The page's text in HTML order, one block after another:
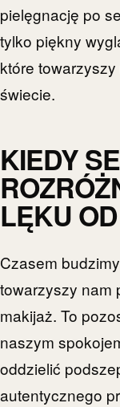
pielęgnację po
tylko piękny
które
świecie.
KIEDY
LĘKU
Czasem
towarzyszy nam
makijaż. To
naszym
oddzielić
autentycznego